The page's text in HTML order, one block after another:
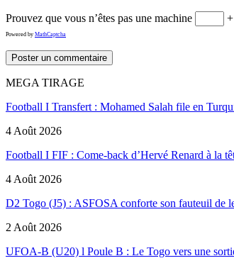
Prouvez que vous n’êtes pas une machine
Powered by MathCaptcha
MEGA TIRAGE
Football I Transfert : Mohamed Salah file en
4 Août 2026
Football I FIF : Come-back d’Hervé Renard à la
4 Août 2026
D2 Togo (J5) : ASFOSA conforte son fauteuil de
2 Août 2026
UFOA-B (U20) l Poule B : Le Togo vers une